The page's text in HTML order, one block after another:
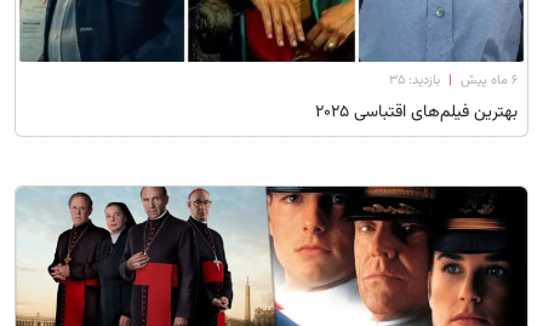
۶ ماه پیش | بازدید: 35
بهترین فیلم‌های اقتباسی ۲۰۲۵